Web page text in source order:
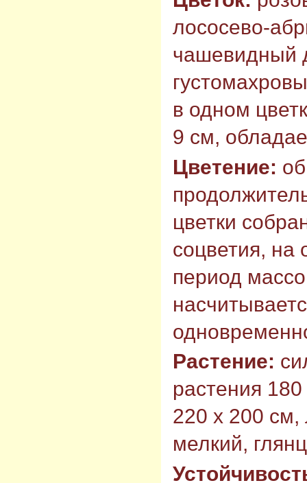
лососево-
чашевидный
в одном
9 см,
Цветение:
цветки
соцветия, на
период
Растение:
растения
220 х 200 см,
мелкий,